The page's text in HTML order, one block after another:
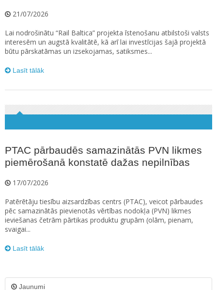
21/07/2026
Lai nodrošinātu “Rail Baltica” projekta īstenošanu atbilstoši valsts
interesēm un augstā kvalitātē, kā arī lai investīcijas šajā projektā
būtu pārskatāmas un izsekojamas, satiksmes...
Lasīt tālāk
PTAC pārbaudēs samazinātās PVN likmes
piemērošanā konstatē dažas nepilnības
17/07/2026
Patērētāju tiesību aizsardzības centrs (PTAC), veicot pārbaudes
pēc samazinātās pievienotās vērtības nodokļa (PVN) likmes
ieviešanas četrām pārtikas produktu grupām (olām, pienam,
svaigai...
Lasīt tālāk
Jaunumi